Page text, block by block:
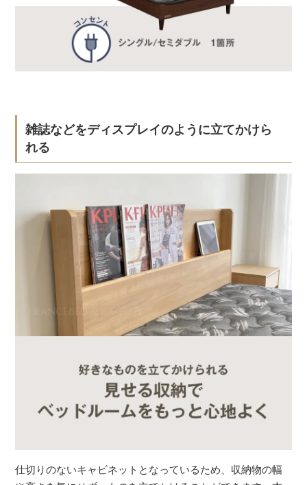
雑誌などをディスプレイのように立てかけら
れる
仕切りのないキャビネットとなっているため、収納物の幅